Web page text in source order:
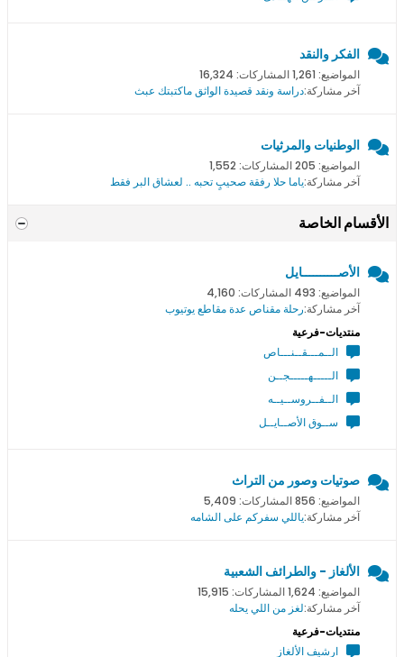
الفكر والنقد
المواضيع: 1,261 المشاركات: 16,324
آخر مشاركة:دراسة ونقد قصيدة الواثق ماكتبتك عبث
الوطنيات والمرثيات
المواضيع: 205 المشاركات: 1,552
آخر مشاركة:ياما حلا رفقة صحيبٍ تحبه .. لعشاق البر فقط
الأقسام الخاصة
الأصــــــــــايل
المواضيع: 493 المشاركات: 4,160
آخر مشاركة:رحلة مقناص عدة مقاطع يوتيوب
منتديات-فرعية
الــمـــقــنـــاص
الـــــهـــــجــن
الــفــروســيــه
ســوق الأصــايــل
صوتيات وصور من التراث
المواضيع: 856 المشاركات: 5,409
آخر مشاركة:ياللي سفركم على الشامه
الألغاز - والطرائف الشعبية
المواضيع: 1,624 المشاركات: 15,915
آخر مشاركة:لغز من اللي يحله
منتديات-فرعية
ارشيف الألغاز